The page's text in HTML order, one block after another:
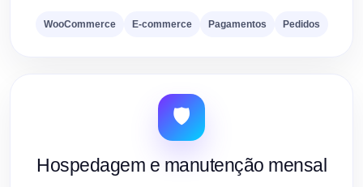
WooCommerce E-commerce Pagamentos Pedidos
🛡️
Hospedagem e manutenção mensal